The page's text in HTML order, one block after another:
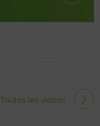
Toutes les vidéos